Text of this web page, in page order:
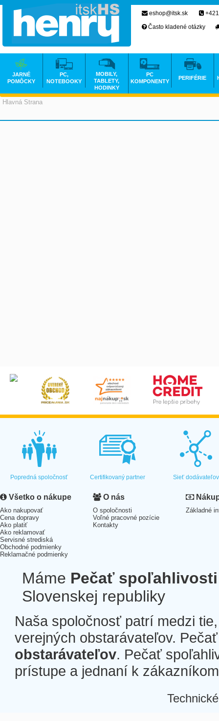
Hlavná Strana
eshop@itsk.sk
Často kladené otázky
JARNÉ
POMÔCKY
PC,
NOTEBOOKY
MOBILY,
TABLETY,
HODINKY
PC
KOMPONENTY
PERIFÉRIE
Popredná spoločnosť Certifikovaný partner Sieť dodávateľov
Všetko o nákupe
Ako nakupovať
Cena dopravy
Ako platiť
Ako reklamovať
Servisné strediská
Obchodné podmienky
Reklamačné podmienky
O nás
O spoločnosti
Voľné pracovné pozície
Kontakty
Základné
Máme Pečať spoľahlivosti
Slovenskej republiky
Naša spoločnosť patrí medzi
verejných obstarávateľov.
obstarávateľov. Pečať
prístupe a jednaní k